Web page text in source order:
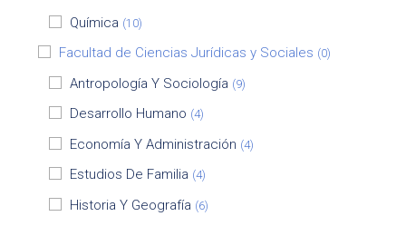
Química (10)
Facultad de Ciencias Jurídicas y Sociales (0)
Antropología Y Sociología (9)
Desarrollo Humano (4)
Economía Y Administración (4)
Estudios De Familia (4)
Historia Y Geografía (6)